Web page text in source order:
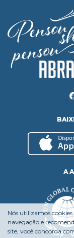
A
Nós utilizamos
navegação e
site, você concorda